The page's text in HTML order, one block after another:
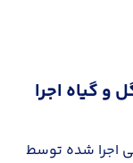
گیاه اجرا
اجرا شده توسط